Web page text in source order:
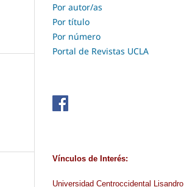
Por autor/as
Por título
Por número
Portal de Revistas UCLA
Vínculos de Interés:
Universidad Centroccidental Lisandro